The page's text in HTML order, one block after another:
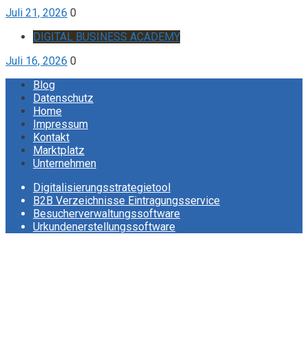
Juli 21, 2026 0
DIGITAL BUSINESS ACADEMY
Juli 16, 2026 0
Blog
Datenschutz
Home
Impressum
Kontakt
Marktplatz
Unternehmen
Digitalisierungsstrategietool
B2B Verzeichnisse Eintragungsservice
Besucherverwaltungssoftware
Urkundenerstellungssoftware